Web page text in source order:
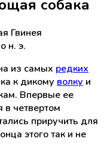
Гвинея
н. э.
из самых редких
к дикому волку и
Впервые ее
в четвертом
приручить для
этого так и не